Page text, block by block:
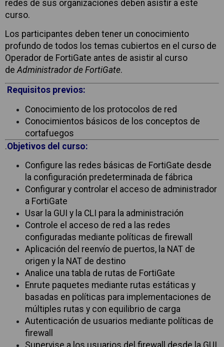
redes de sus organizaciones deben asistir a este
curso.
Los participantes deben tener un conocimiento
profundo de todos los temas cubiertos en el curso de
Operador de FortiGate antes de asistir al curso
deAdministrador de FortiGate.
Requisitos previos:
Conocimiento de los protocolos de red
Conocimientos básicos de los conceptos de
cortafuegos
.Objetivos del curso:
Configure las redes básicas de FortiGate desde
la configuración predeterminada de fábrica
Configurar y controlar el acceso de administrador
a FortiGate
Usar la GUI y la CLI para la administración
Controle el acceso de red a las redes
configuradas mediante políticas de firewall
Aplicación del reenvío de puertos, la NAT de
origen y la NAT de destino
Analice una tabla de rutas de FortiGate
Enrute paquetes mediante rutas estáticas y
basadas en políticas para implementaciones de
múltiples rutas y con equilibrio de carga
Autenticación de usuarios mediante políticas de
firewall